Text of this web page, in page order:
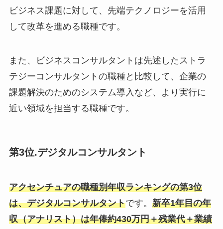
ビジネス課題に対して、先端テクノロジーを活用
して改革を進める職種です。
また、ビジネスコンサルタントは先述したストラ
テジーコンサルタントの職種と比較して、企業の
課題解決のためのシステム導入など、より実行に
近い領域を担当する職種です。
第3位.デジタルコンサルタント
アクセンチュアの職種別年収ランキングの第3位
は、デジタルコンサルタントです。 新卒1年目の年
収（アナリスト）は年俸約430万円＋残業代＋業績